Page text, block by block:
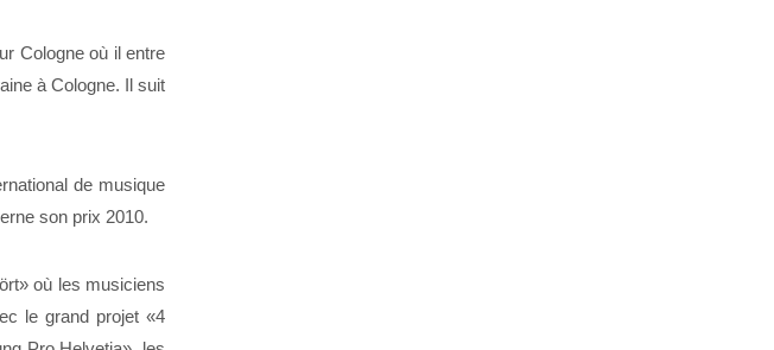
Cologne où il entre
à Cologne. Il suit
de musique
son prix 2010.
où les musiciens
le grand projet «4